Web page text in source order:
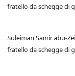
fratello da schegge di
Suleiman Samir abu-
fratello da schegge di